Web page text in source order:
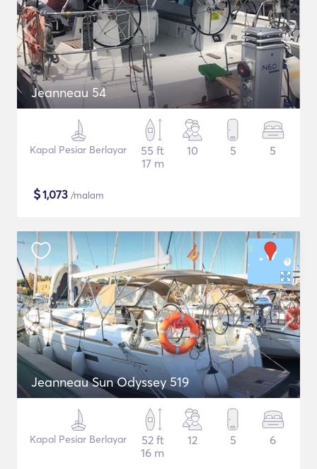
Jeanneau 54
Kapal Pesiar Berlayar
55 ft
17 m
10 5 5
$1,073 /malam
Jeanneau Sun Odyssey 519
Kapal Pesiar Berlayar
52 ft
16 m
12 5 6